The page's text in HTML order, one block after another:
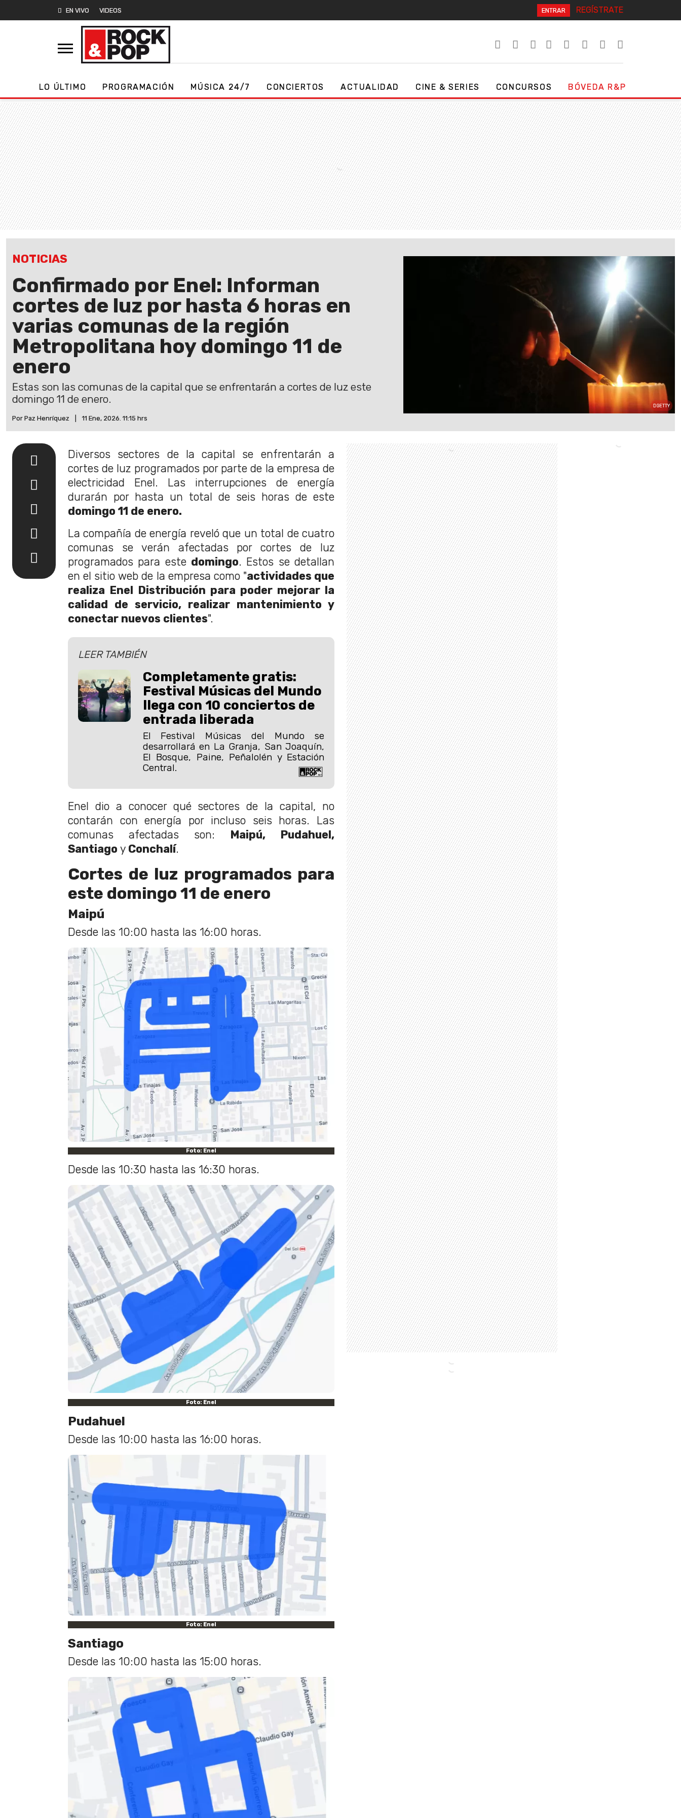
EN VIVO VIDEOS ENTRAR REGÍSTRATE
LO ÚLTIMO PROGRAMACIÓN MÚSICA 24/7 CONCIERTOS ACTUALIDAD CINE & SERIES CONCURSOS BÓVEDA R&P
NOTICIAS
Confirmado por Enel: Informan
cortes de luz por hasta 6 horas en
varias comunas de la región
Metropolitana hoy domingo 11 de
enero
Estas son las comunas de la capital que se enfrentarán a cortes de luz este
domingo 11 de enero.
Por Paz Henríquez 11 Ene, 2026. 11:15 hrs
GETTY
Diversos sectores de la capital se enfrentarán a
cortes de luz programados por parte de la empresa de
electricidad Enel. Las interrupciones de energía
durarán por hasta un total de seis horas de este
domingo 11 de enero.
La compañía de energía reveló que un total de cuatro
comunas se verán afectadas por cortes de luz
programados para este domingo. Estos se detallan
en el sitio web de la empresa como "actividades que
realiza Enel Distribución para poder mejorar la
calidad de servicio, realizar mantenimiento y
conectar nuevos clientes".
LEER TAMBIÉN
Completamente gratis:
Festival Músicas del Mundo
llega con 10 conciertos de
entrada liberada
El Festival Músicas del Mundo se
desarrollará en La Granja, San Joaquín,
El Bosque, Paine, Peñalolén y Estación
Central.
Enel dio a conocer qué sectores de la capital, no
contarán con energía por incluso seis horas. Las
comunas afectadas son: Maipú, Pudahuel,
Santiago y Conchalí.
Cortes de luz programados para
este domingo 11 de enero
Maipú
Desde las 10:00 hasta las 16:00 horas.
Foto: Enel
Desde las 10:30 hasta las 16:30 horas.
Foto: Enel
Pudahuel
Desde las 10:00 hasta las 16:00 horas.
Foto: Enel
Santiago
Desde las 10:00 hasta las 15:00 horas.